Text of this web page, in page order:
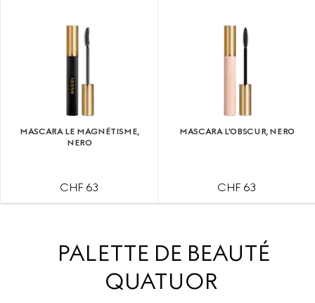
MASCARA LE MAGNÉTISME,
NERO
CHF 63
MASCARA L'OBSCUR, NERO
CHF 63
PALETTE DE BEAUTÉ
QUATUOR